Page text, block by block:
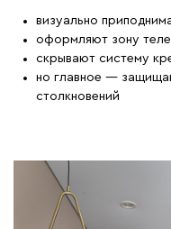
визуально
оформляют зону
скрывают систему
но главное —
столкновений